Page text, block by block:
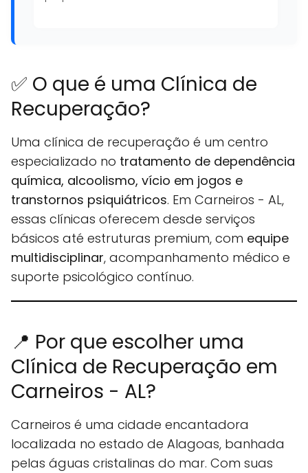
✅ O que é uma Clínica de
Recuperação?
Uma clínica de recuperação é um centro
especializado no tratamento de dependência
química, alcoolismo, vício em jogos e
transtornos psiquiátricos. Em Carneiros - AL,
essas clínicas oferecem desde serviços
básicos até estruturas premium, com equipe
multidisciplinar, acompanhamento médico e
suporte psicológico contínuo.
📍 Por que escolher uma
Clínica de Recuperação em
Carneiros - AL?
Carneiros é uma cidade encantadora
localizada no estado de Alagoas, banhada
pelas águas cristalinas do mar. Com suas